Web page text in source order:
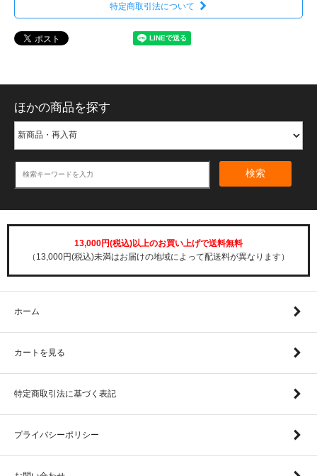
特定商取引法について
ほかの商品を探す
検索
13,000円(税込)以上のお買い上げで送料無料
（13,000円(税込)未満はお届けの地域によって配送料が異なります）
ホーム
カートを見る
特定商取引法に基づく表記
プライバシーポリシー